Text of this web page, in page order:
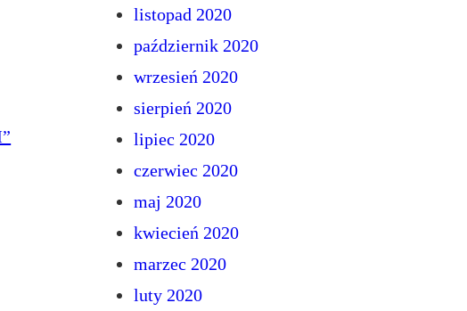
listopad 2020
październik 2020
wrzesień 2020
sierpień 2020
lipiec 2020
czerwiec 2020
maj 2020
kwiecień 2020
marzec 2020
luty 2020